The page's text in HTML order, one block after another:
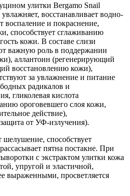
улитки Bergamo Snail
восстанавливает водно-
воспаление и покраснение,
способствует сглаживанию
кожи. В составе слизи
важную роль в поддержании
аллантоин (регенерирующий
восстановлению кожи),
за увлажнение и питание
радикалов и
гликолевая кислота
ороговевшего слоя кожи,
действие),
от УФ-излучения).
шелушение, способствует
пятна постакне. При
с экстрактом улитки кожа
упругой и эластичной,
выраженными, просветляется